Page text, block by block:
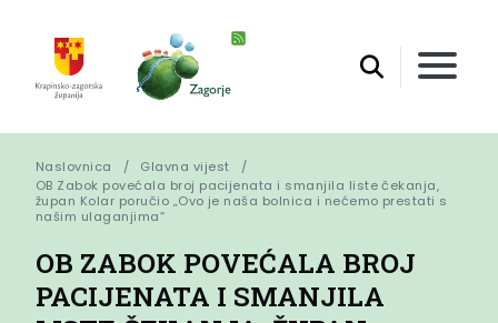
Naslovnica
Glavna vijest
OB Zabok povećala broj pacijenata i smanjila liste čekanja,
župan Kolar poručio „Ovo je naša bolnica i nećemo prestati s
našim ulaganjima“
OB ZABOK POVEĆALA BROJ
PACIJENATA I SMANJILA